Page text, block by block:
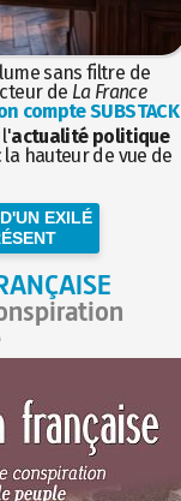
sans filtre de
de La France
compte SUBSTACK
actualité politique
hauteur de vue de
EXILÉ